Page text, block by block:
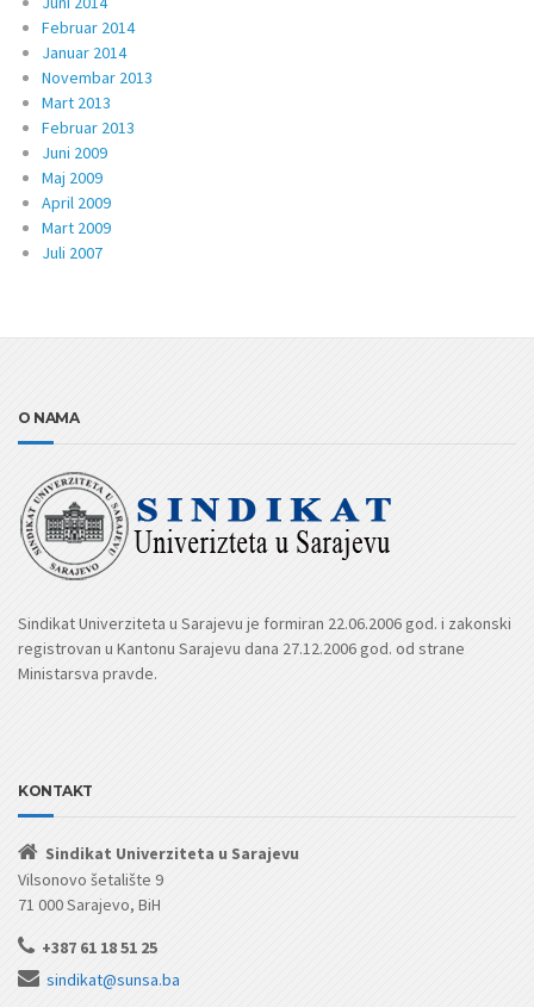
Februar 2014
Januar 2014
Novembar 2013
Mart 2013
Februar 2013
Juni 2009
Maj 2009
April 2009
Mart 2009
Juli 2007
O NAMA
Sindikat Univerziteta u Sarajevu je formiran 22.06.2006 god. i zakonski
registrovan u Kantonu Sarajevu dana 27.12.2006 god. od strane
Ministarsva pravde.
KONTAKT
Sindikat Univerziteta u Sarajevu
Vilsonovo šetalište 9
71 000 Sarajevo, BiH
+387 61 18 51 25
sindikat@sunsa.ba